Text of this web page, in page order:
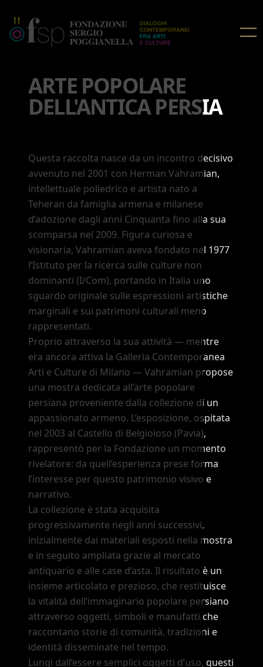
ARTE POPOLARE
DELL'ANTICA PERSIA
Questa raccolta nasce da un incontro decisivo
avvenuto nel 2001 con Herman Vahramian,
intellettuale poliedrico e artista nato a
Teheran da famiglia armena e milanese
d’adozione dagli anni Cinquanta fino alla sua
scomparsa nel 2009. Figura curiosa e
visionaria, Vahramian aveva fondato nel 1977
l’Istituto per la ricerca sulle culture non
dominanti (I/Com), portando in Italia uno
sguardo originale sulle espressioni artistiche
marginali e sui patrimoni culturali meno
rappresentati.
Proprio attraverso la sua attività — mentre
era ancora attiva la Galleria Contemporanea
Arti e Culture di Milano — Vahramian propose
una mostra dedicata all’arte popolare
persiana proveniente dalla collezione di un
appassionato armeno. L’esposizione, ospitata
nel 2003 al Castello di Belgioioso (Pavia),
rappresentò per la Fondazione un momento
rivelatore: da quell’esperienza prese forma
l’interesse per questo patrimonio visivo e
narrativo.
La collezione è stata acquisita
progressivamente negli anni successivi,
inizialmente dai materiali esposti nella mostra
e in seguito ampliata grazie al mercato
antiquario e alle case d’asta. Il risultato è un
insieme articolato e prezioso, che restituisce
la vitalità dell’immaginario popolare persiano
attraverso oggetti, simboli e manufatti che
raccontano storie di comunità, tradizioni e
identità disseminate nel tempo.
Lungi dall’essere semplici oggetti d’uso, questi